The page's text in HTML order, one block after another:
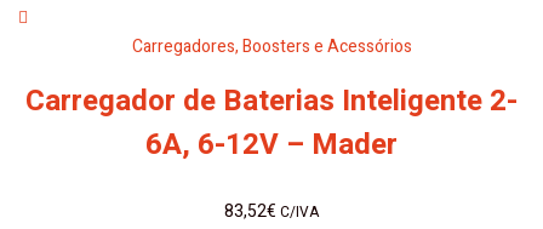
Carregadores, Boosters e Acessórios
Carregador de Baterias Inteligente 2-
6A, 6-12V – Mader
83,52€ C/IVA